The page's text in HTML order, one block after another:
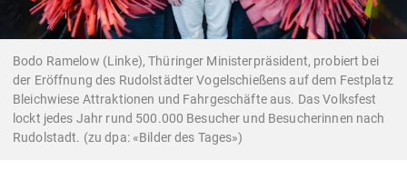
Bodo Ramelow (Linke), Thüringer Ministerpräsident, probiert bei
der Eröffnung des Rudolstädter Vogelschießens auf dem Festplatz
Bleichwiese Attraktionen und Fahrgeschäfte aus. Das Volksfest
lockt jedes Jahr rund 500.000 Besucher und Besucherinnen nach
Rudolstadt. (zu dpa: «Bilder des Tages»)